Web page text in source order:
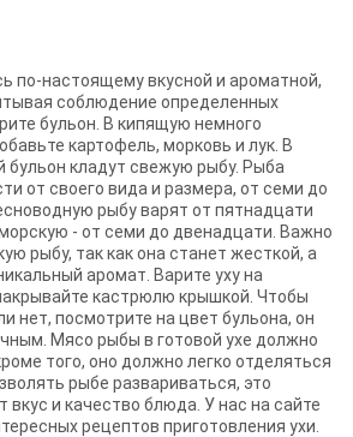
по-настоящему вкусной и ароматной,
соблюдение определенных
бульон. В кипящую немного
картофель, морковь и лук. В
бульон кладут свежую рыбу. Рыба
от своего вида и размера, от семи до
рыбу варят от пятнадцати
- от семи до двенадцати. Важно
рыбу, так как она станет жесткой, а
аромат. Варите уху на
кастрюлю крышкой. Чтобы
нет, посмотрите на цвет бульона, он
Мясо рыбы в готовой ухе должно
того, оно должно легко отделяться
рыбе развариваться, это
вкус и качество блюда. У нас на сайте
рецептов приготовления ухи.